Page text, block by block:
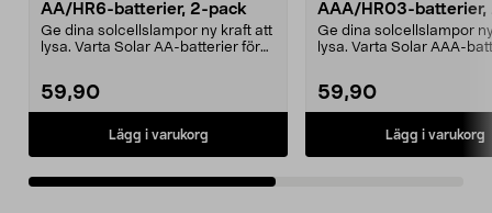
AA/HR6-batterier, 2-pack
Ge dina solcellslampor ny kraft att
lysa. Varta Solar AA-batterier för
59,90
Lägg i varukorg
AAA/HR03-batterier,
Ge dina solcellslampor
lysa. Varta Solar AAA-
59,90
Lägg i varukorg